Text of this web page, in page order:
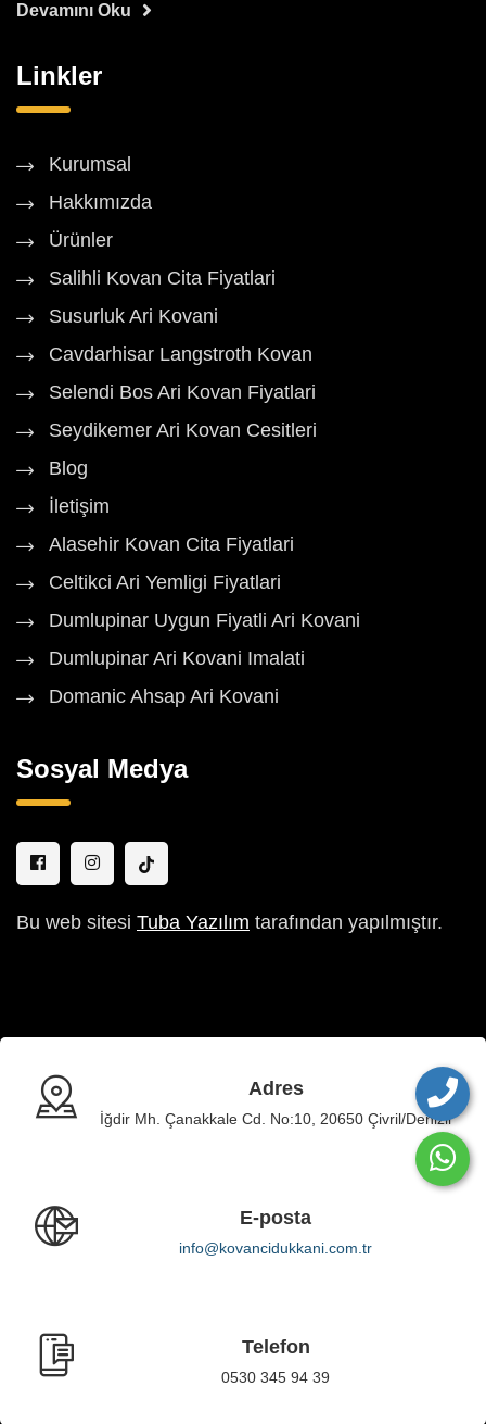
Devamını Oku
Linkler
Kurumsal
Hakkımızda
Ürünler
Salihli Kovan Cita Fiyatlari
Susurluk Ari Kovani
Cavdarhisar Langstroth Kovan
Selendi Bos Ari Kovan Fiyatlari
Seydikemer Ari Kovan Cesitleri
Blog
İletişim
Alasehir Kovan Cita Fiyatlari
Celtikci Ari Yemligi Fiyatlari
Dumlupinar Uygun Fiyatli Ari Kovani
Dumlupinar Ari Kovani Imalati
Domanic Ahsap Ari Kovani
Sosyal Medya
Bu web sitesi Tuba Yazılım tarafından yapılmıştır.
Adres
İğdir Mh. Çanakkale Cd. No:10, 20650 Çivril/Denizli
E-posta
info@kovancidukkani.com.tr
Telefon
0530 345 94 39